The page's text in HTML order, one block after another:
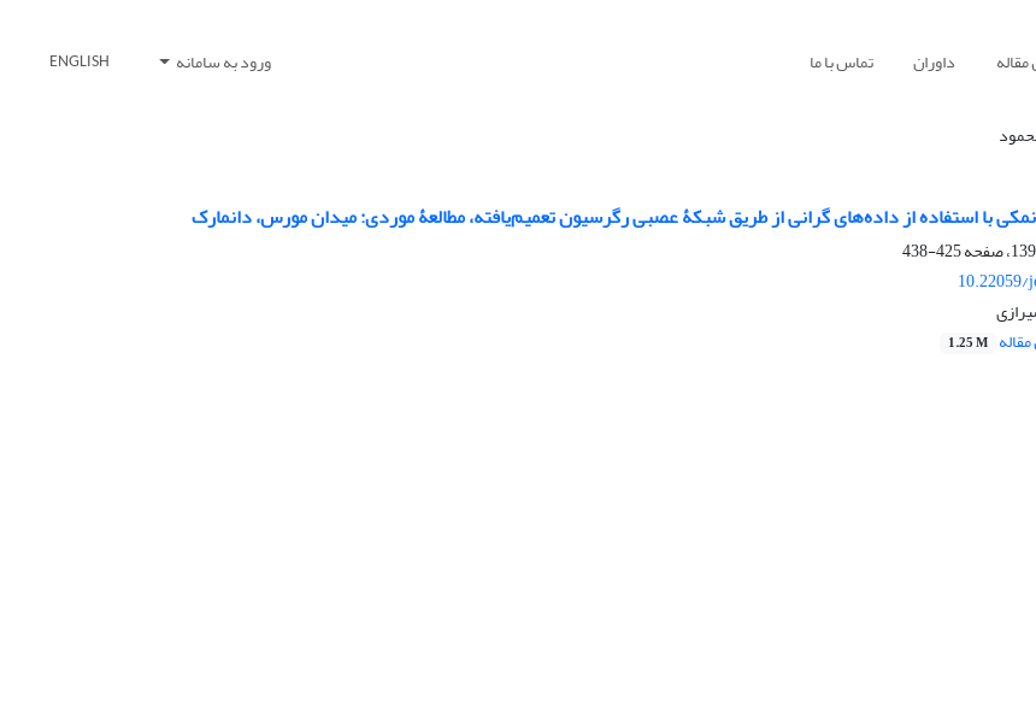
داوران تماس با ما ورود به سامانه ENGLISH
با استفاده از داده‌های گرانی از طریق شبکۀ عصبی رگرسیون تعمیم‌یافته، مطالعۀ موردی: میدان مورس، دانمارک
425-438
10.22059/
1.25 M